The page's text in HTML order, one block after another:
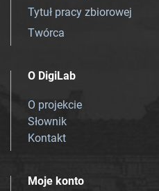
Tytuł pracy zbiorowej
Twórca
O DigiLab
O projekcie
Słownik
Kontakt
Moje konto